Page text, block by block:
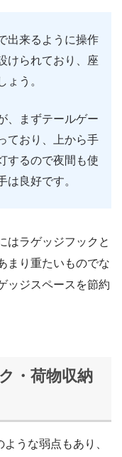
出来るように操作
けられており、座
ょう。
、まずテールゲー
ており、上から手
するので夜間も使
は良好です。
はラゲッジフックと
まり重たいものでな
ッジスペースを節約
・荷物収納
うな弱点もあり、